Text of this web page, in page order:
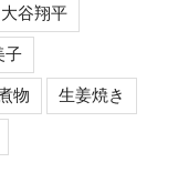
大谷翔平
子
物 生姜焼き